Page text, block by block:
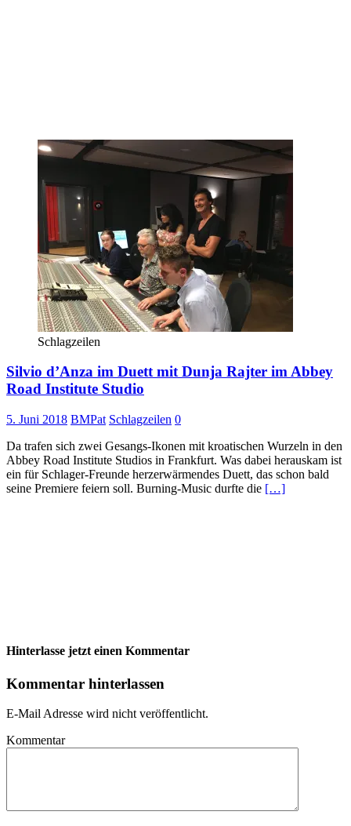
Schlagzeilen
Silvio d’Anza im Duett mit Dunja Rajter im Abbey
Road Institute Studio
5. Juni 2018 BMPat Schlagzeilen 0
Da trafen sich zwei Gesangs-Ikonen mit kroatischen Wurzeln in den
Abbey Road Institute Studios in Frankfurt. Was dabei herauskam ist
ein für Schlager-Freunde herzerwärmendes Duett, das schon bald
seine Premiere feiern soll. Burning-Music durfte die […]
Hinterlasse jetzt einen Kommentar
Kommentar hinterlassen
E-Mail Adresse wird nicht veröffentlicht.
Kommentar